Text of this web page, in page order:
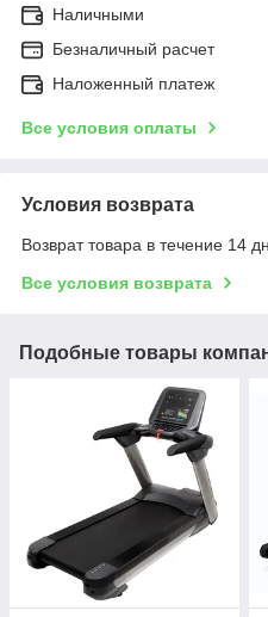
Наличными
Безналичный расчет
Наложенный платеж
Все условия оплаты
Условия возврата
Возврат товара в течение 14
Все условия возврата
Подобные товары